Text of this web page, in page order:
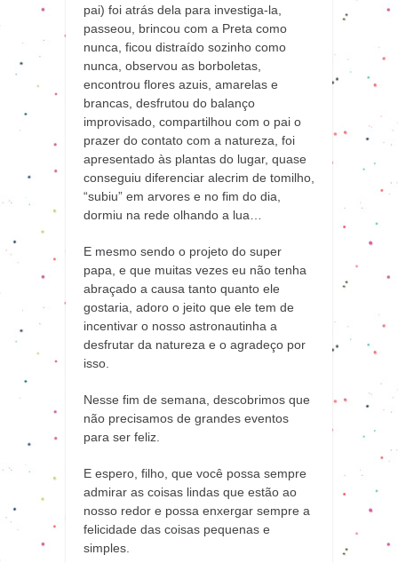
pai) foi atrás dela para investiga-la,
passeou, brincou com a Preta como
nunca, ficou distraído sozinho como
nunca, observou as borboletas,
encontrou flores azuis, amarelas e
brancas, desfrutou do balanço
improvisado, compartilhou com o pai o
prazer do contato com a natureza, foi
apresentado às plantas do lugar, quase
conseguiu diferenciar alecrim de tomilho,
“subiu” em arvores e no fim do dia,
dormiu na rede olhando a lua…
E mesmo sendo o projeto do super
papa, e que muitas vezes eu não tenha
abraçado a causa tanto quanto ele
gostaria, adoro o jeito que ele tem de
incentivar o nosso astronautinha a
desfrutar da natureza e o agradeço por
isso.
Nesse fim de semana, descobrimos que
não precisamos de grandes eventos
para ser feliz.
E espero, filho, que você possa sempre
admirar as coisas lindas que estão ao
nosso redor e possa enxergar sempre a
felicidade das coisas pequenas e
simples.